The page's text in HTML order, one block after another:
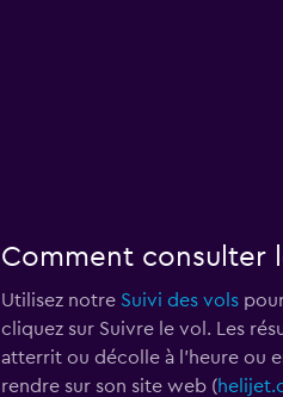
Comment consulter
Utilisez notre Suivi des volspour
cliquez sur Suivre le vol. Les
atterrit ou décolle à l'heure ou
rendre sur son site web (